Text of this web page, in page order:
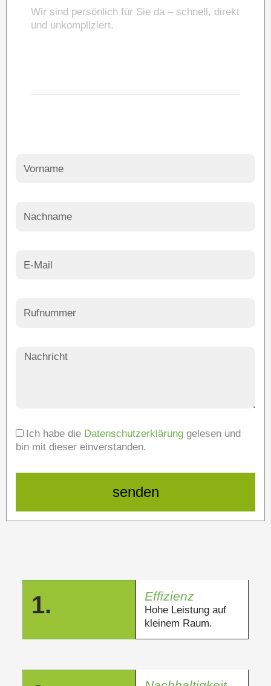
Wir sind persönlich für Sie da – schnell, direkt
und unkompliziert.
07143 9568897
Ich habe die Datenschutzerklärung gelesen und
bin mit dieser einverstanden.
senden
1. Effizienz
Hohe Leistung auf
kleinem Raum.